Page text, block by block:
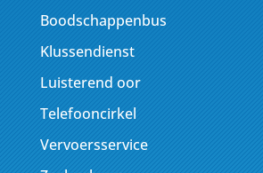
Boodschappenbus
Klussendienst
Luisterend oor
Telefooncirkel
Vervoersservice